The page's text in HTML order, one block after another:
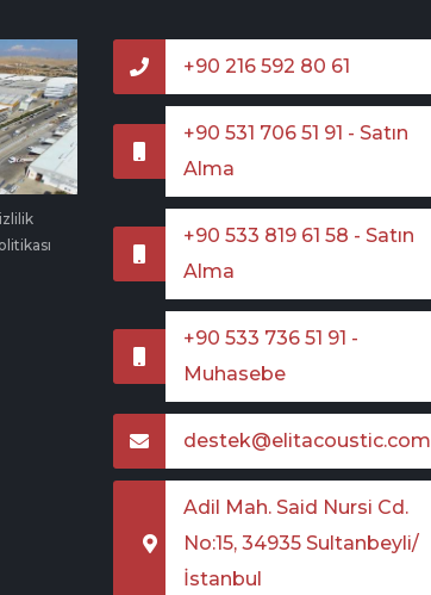
+90 216 592 80 61
+90 531 706 51 91 - Satın
Alma
+90 533 819 61 58 - Satın
Alma
+90 533 736 51 91 -
Muhasebe
destek@elitacoustic.com
Adil Mah. Said Nursi Cd.
No:15, 34935 Sultanbeyli/
İstanbul